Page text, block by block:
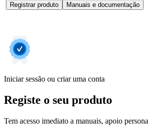
Registrar produto Manuais e documentação
Iniciar sessão ou criar uma conta
Registe o seu produto
Tem acesso imediato a manuais, apoio